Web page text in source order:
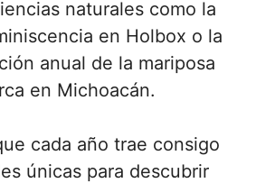
naturales como la
en Holbox o la
anual de la mariposa
en Michoacán.
cada año trae consigo
únicas para descubrir